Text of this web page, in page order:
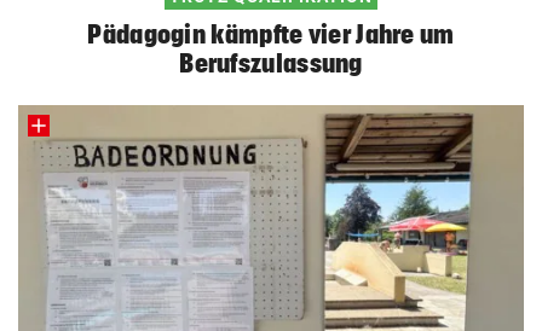
Pädagogin kämpfte vier Jahre um
Berufszulassung